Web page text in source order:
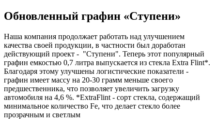
Обновленный графин «Ступени»
Наша компания продолжает работать над улучшением
качества своей продукции, в частности был доработан
действующий проект - "Ступени". Теперь этот популярный
графин емкостью 0,7 литра выпускается из стекла Extra Flint*.
Благодаря этому улучшены логистические показатели -
графин имеет массу на 20-30 грамм меньше своего
предшественника, что позволяет увеличить загрузку
автомобиля на 4,6 %. *ExtraFlint - сорт стекла, содержащий
минимальное количество Fe, что делает стекло более
прозрачным и светлым